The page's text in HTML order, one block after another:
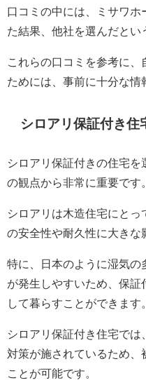
口コミの中には、ミサワホ
た結果、他社を選んだとい
これらの口コミを参考に
ためには、事前に十分な情
シロアリ保証付き住
シロアリ保証付きの住宅
の観点から非常に重要です。
シロアリは木造住宅にと
の安全性や耐久性に大きな
特に、日本のように湿気の
が発生しやすいため、保
して暮らすことができます。
シロアリ保証付き住宅で
対策が施されているため、
ことが可能です。